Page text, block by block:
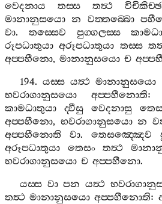
වෙදනාය
තස‍්ස තත්‍ථ
මානානුසයො න වත‍්තබ‍්බො
වා. තස‍්සෙව පුග‍්ගලස‍්ස
රූපධාතුයා අරූපධාතුයා තස‍්ස
අප‍්පහීනො, මානානුසයො ච
194. යස‍්ස යත්‍ථ මානානුසයො
භවරාගානුසයො
අප‍්පහීනොති
කාමධාතුයා
ද‍්වීසු වෙදනාසු
අප‍්පහීනො, භවරාගානුසයො න
අප‍්පහීනොති
වා. තෙසඤ‍්ඤෙව
අරූපධාතුයා
තෙසං තත්‍ථ
භවරාගානුසයො ච අප‍්පහීනො.
යස‍්ස වා පන යත්‍ථ
තත්‍ථ මානානුසයො අප‍්පහීනොති: